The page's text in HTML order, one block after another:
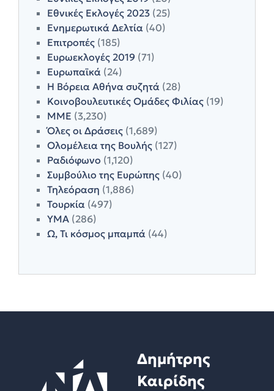
Εθνικές Εκλογές 2023 (25)
Ενημερωτικά Δελτία (40)
Επιτροπές (185)
Ευρωεκλογές 2019 (71)
Ευρωπαϊκά (24)
Η Βόρεια Αθήνα συζητά (28)
Κοινοβουλευτικές Ομάδες Φιλίας (19)
ΜΜΕ (3,230)
Όλες οι Δράσεις (1,689)
Ολομέλεια της Βουλής (127)
Ραδιόφωνο (1,120)
Συμβούλιο της Ευρώπης (40)
Τηλεόραση (1,886)
Τουρκία (497)
ΥΜΑ (286)
Ω, Τι κόσμος μπαμπά (44)
Δημήτρης
Καιρίδης